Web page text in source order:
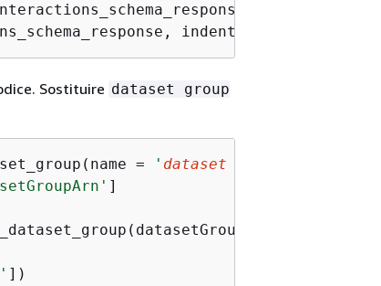
indent=
Sostituire dataset group
= ' dataset group name
]
=